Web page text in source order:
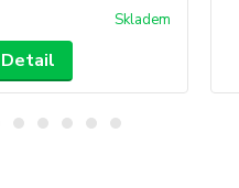
Skladem
Detail